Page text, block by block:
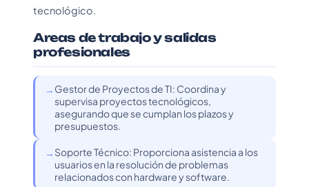
tecnológico.
Areas de trabajo y salidas
profesionales
Gestor de Proyectos de TI: Coordina y
supervisa proyectos tecnológicos,
asegurando que se cumplan los plazos y
presupuestos.
Soporte Técnico: Proporciona asistencia a los
usuarios en la resolución de problemas
relacionados con hardware y software.